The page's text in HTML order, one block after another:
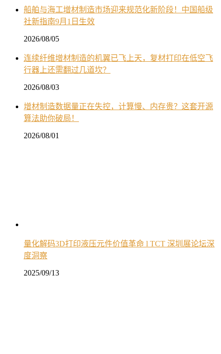
船舶与海工增材制造市场迎来规范化新阶段！中国船级
社新指南9月1日生效
2026/08/05
连续纤维增材制造的机翼已飞上天，复材打印在低空飞
行器上还需翻过几道坎？
2026/08/03
增材制造数据量正在失控，计算慢、内存贵？这套开源
算法助你破局！
2026/08/01
量化解码3D打印液压元件价值革命 l TCT 深圳展论坛深
度洞察
2025/09/13